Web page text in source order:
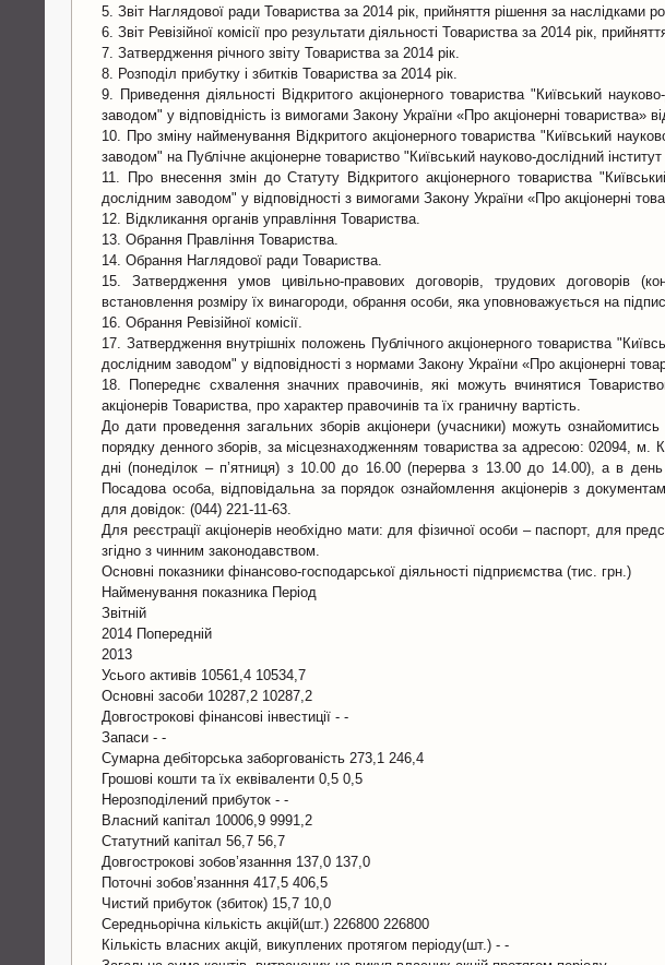
5. Звіт Наглядової ради Товариства за 2014 рік, прийняття рішення за наслідками
6. Звіт Ревізійної комісії про результати діяльності Товариства за 2014 рік,
7. Затвердження річного звіту Товариства за 2014 рік.
8. Розподіл прибутку і збитків Товариства за 2014 рік.
9. Приведення діяльності Відкритого акціонерного товариства "Київський
заводом" у відповідність із вимогами Закону України «Про акціонерні товариства»
10. Про зміну найменування Відкритого акціонерного товариства "Київський
заводом" на Публічне акціонерне товариство "Київський науково-дослідний
11. Про внесення змін до Статуту Відкритого акціонерного товариства
дослідним заводом" у відповідності з вимогами Закону України «Про акціонерні
12. Відкликання органів управління Товариства.
13. Обрання Правління Товариства.
14. Обрання Наглядової ради Товариства.
15. Затвердження умов цивільно-правових договорів, трудових договорів
встановлення розміру їх винагороди, обрання особи, яка уповноважується на
16. Обрання Ревізійної комісії.
17. Затвердження внутрішніх положень Публічного акціонерного товариства
дослідним заводом" у відповідності з нормами Закону України «Про акціонерні
18. Попереднє схвалення значних правочинів, які можуть вчинятися
акціонерів Товариства, про характер правочинів та їх граничну вартість.
До дати проведення загальних зборів акціонери (учасники) можуть
порядку денного зборів, за місцезнаходженням товариства за адресою: 02094, м.
дні (понеділок – п’ятниця) з 10.00 до 16.00 (перерва з 13.00 до 14.00), а в день
Посадова особа, відповідальна за порядок ознайомлення акціонерів з
для довідок: (044) 221-11-63.
Для реєстрації акціонерів необхідно мати: для фізичної особи – паспорт, для
згідно з чинним законодавством.
Основні показники фінансово-господарської діяльності підприємства (тис. грн.)
Найменування показника Період
Звітній
2014 Попередній
2013
Усього активів 10561,4 10534,7
Основні засоби 10287,2 10287,2
Довгострокові фінансові інвестиції - -
Запаси - -
Сумарна дебіторська заборгованість 273,1 246,4
Грошові кошти та їх еквіваленти 0,5 0,5
Нерозподілений прибуток - -
Власний капітал 10006,9 9991,2
Статутний капітал 56,7 56,7
Довгострокові зобов’язанння 137,0 137,0
Поточні зобов’язанння 417,5 406,5
Чистий прибуток (збиток) 15,7 10,0
Середньорічна кількість акцій(шт.) 226800 226800
Кількість власних акцій, викуплених протягом періоду(шт.) - -